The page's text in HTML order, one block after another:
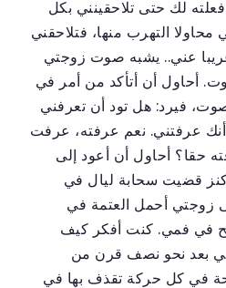
لك حتى تلاحقينني بكل
التهرب منها، فتلاحقني
عني.. يشبه صوت زوجتي
أحاول أن أتأكد من أمر في
فيرد: هل تود أن تعرفني
أنك عرفتني. نعم عرفته، عرفت
حقا؟ أحاول أن أعود إلى
قضيت سحابة ليال في
زوجتي أحمل العتمة في
في فمي. كنت أفكر كيف
بعد نحو نصف قرن من
في كل حركة تقذف بها في